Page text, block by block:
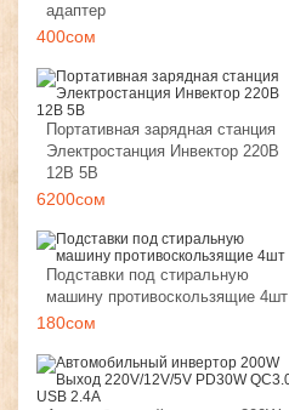
адаптер
400сом
Портативная зарядная станция
Электростанция Инвектор 220В
12В 5В
6200сом
Подставки под стиральную
машину противоскользящие 4шт
180сом